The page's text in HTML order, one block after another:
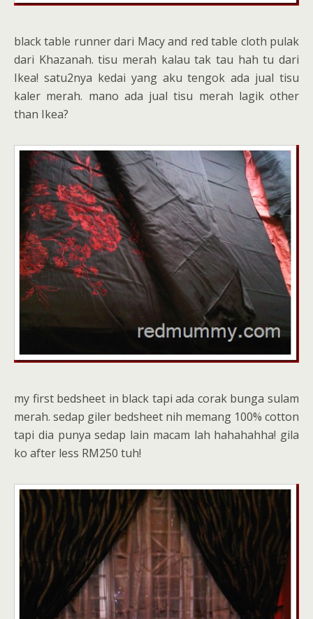
black table runner dari Macy and red table cloth pulak
dari Khazanah. tisu merah kalau tak tau hah tu dari
Ikea! satu2nya kedai yang aku tengok ada jual tisu
kaler merah. mano ada jual tisu merah lagik other
than Ikea?
my first bedsheet in black tapi ada corak bunga sulam
merah. sedap giler bedsheet nih memang 100% cotton
tapi dia punya sedap lain macam lah hahahahha! gila
ko after less RM250 tuh!